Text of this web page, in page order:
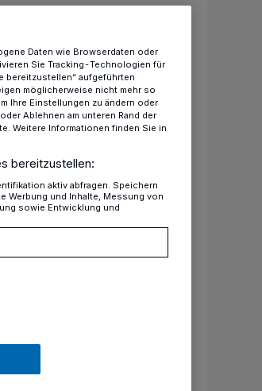
vom
Bus
einen
Daten wie Browserdaten oder
Sie Tracking-Technologien für
bereitzustellen“ aufgeführten
möglicherweise nicht mehr so
Ihre Einstellungen zu ändern oder
Ablehnen am unteren Rand der
Weitere Informationen finden Sie in
bereitzustellen:
aktiv abfragen. Speichern
Werbung und Inhalte, Messung von
sowie Entwicklung und